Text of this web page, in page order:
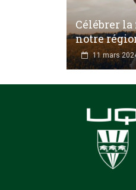
Célébrer
notre
11 mars